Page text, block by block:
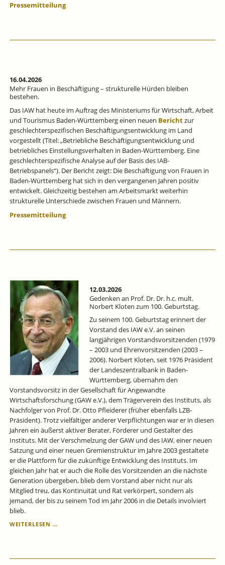
Pressemitteilung
16.04.2026
Mehr Frauen in Beschäftigung – strukturelle Hürden bleiben
bestehen.
Das IAW hat heute im Auftrag des Ministeriums für Wirtschaft, Arbeit
und Tourismus Baden-Württemberg einen neuen Berichtzur
geschlechterspezifischen Beschäftigungsentwicklung im Land
vorgestellt (Titel: „Betriebliche Beschäftigungsentwicklung und
betriebliches Einstellungsverhalten in Baden-Württemberg. Eine
geschlechterspezifische Analyse auf der Basis des IAB-
Betriebspanels“). Der Bericht zeigt: Die Beschäftigung von Frauen in
Baden-Württemberg hat sich in den vergangenen Jahren positiv
entwickelt. Gleichzeitig bestehen am Arbeitsmarkt weiterhin
strukturelle Unterschiede zwischen Frauen und Männern.
Pressemitteilung
12.03.2026
Gedenken an Prof. Dr. Dr. h.c. mult.
Norbert Kloten zum 100. Geburtstag.
Zu seinem 100. Geburtstag erinnert der
Vorstand des IAW e.V. an seinen
langjährigen Vorstandsvorsitzenden (1979
– 2003 und Ehrenvorsitzenden (2003 –
2006). Norbert Kloten, seit 1976 Präsident
der Landeszentralbank in Baden-
Württemberg, übernahm den
Vorstandsvorsitz in der Gesellschaft für Angewandte
Wirtschaftsforschung (GAW e.V.), dem Trägerverein des Instituts, als
Nachfolger von Prof. Dr. Otto Pfleiderer (früher ebenfalls LZB-
Präsident). Trotz vielfältiger anderer Verpflichtungen war er in diesen
Jahren ein äußerst aktiver Berater, Förderer und Gestalter des
Instituts. Mit der Verschmelzung der GAW und des IAW, einer neuen
Satzung und einer neuen Gremienstruktur im Jahre 2003 gestaltete
er die Plattform für die zukünftige Entwicklung des Instituts. Im
gleichen Jahr hat er auch die Rolle des Vorsitzenden an die nächste
Generation übergeben, blieb dem Vorstand aber nicht nur als
Mitglied treu, das Kontinuität und Rat verkörpert, sondern als
jemand, der bis zu seinem Tod im Jahr 2006 in die Details involviert
blieb.
WEITERLESEN …
DR.